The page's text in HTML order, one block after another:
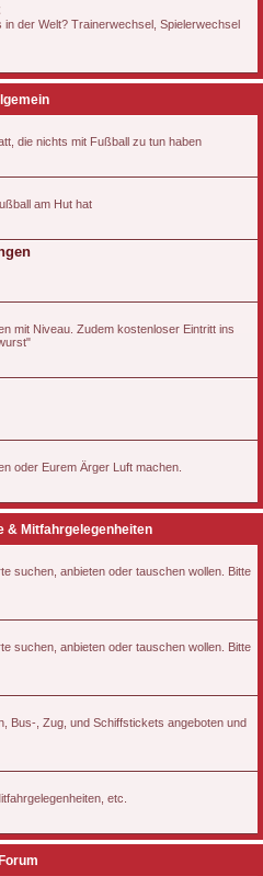
der Welt? Trainerwechsel, Spielerwechsel
die nichts mit Fußball zu tun haben
am Hut hat
mit Niveau. Zudem kostenloser Eintritt ins
oder Eurem Ärger Luft machen.
& Mitfahrgelegenheiten
suchen, anbieten oder tauschen wollen. Bitte
suchen, anbieten oder tauschen wollen. Bitte
Bus-, Zug, und Schiffstickets angeboten und
etc.
Forum